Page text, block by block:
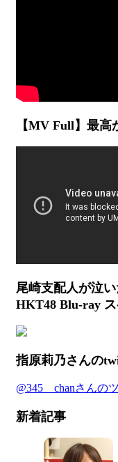
【MV Full】最
尾崎支配人が泣
HKT48 Blu-ray
指原莉乃さんの
@345__chanさんの
新着記事